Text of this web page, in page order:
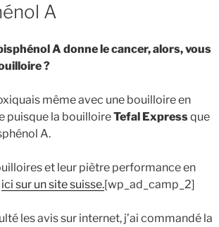
A
A donne le cancer, alors, vous
?
même avec une bouilloire en
puisque la bouilloireTefal Expressque
A.
et leur piètre performance en
ici sur un site suisse.[wp_ad_camp_2]
les avis sur internet, j’ai commandé la